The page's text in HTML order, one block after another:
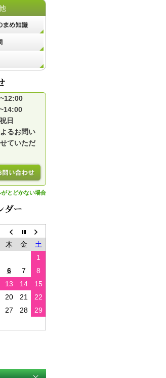
日
るお問い
ていただ
とどかない場合
木 金
土
1
6 7
8
13 14
15
20 21
22
27 28
29